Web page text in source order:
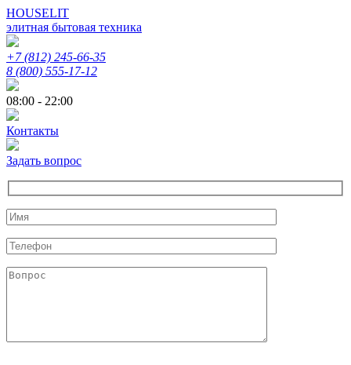
HOUSELIT
элитная бытовая техника
+7 (812) 245-66-35
8 (800) 555-17-12
08:00 - 22:00
Контакты
Задать вопрос